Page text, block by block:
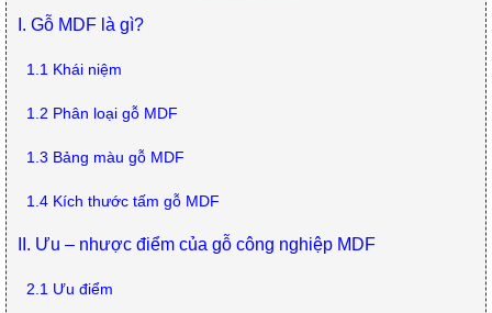
Nội
Thất
Phòng
Ăn
Bàn
ăn,
ghế
ăn,
kệ
bếp
Nội
Ban
I. Gỗ MDF là gì?
1.1 Khái niệm
1.2 Phân loại gỗ MDF
1.3 Bảng màu gỗ MDF
1.4 Kích thước tấm gỗ MDF
II. Ưu – nhược điểm của gỗ công nghiệp MDF
2.1 Ưu điểm